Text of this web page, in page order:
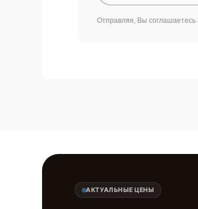
Отправляя, Вы соглашаетесь
АКТУАЛЬНЫЕ ЦЕНЫ